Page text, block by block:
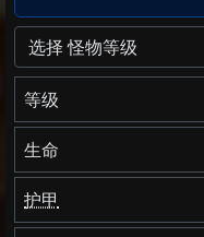
选择 怪物等级
等级
生命
护甲